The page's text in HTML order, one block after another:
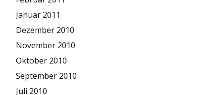
Januar 2011
Dezember 2010
November 2010
Oktober 2010
September 2010
Juli 2010